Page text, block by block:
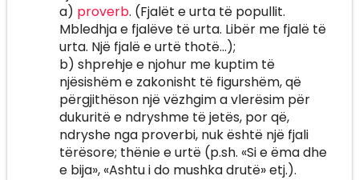
a) proverb. (Fjalët e urta të popullit.
Mbledhja e fjalëve të urta. Libër me fjalë të
urta. Një fjalë e urtë thotë...);
b) shprehje e njohur me kuptim të
njësishëm e zakonisht të figurshëm, që
përgjithëson një vëzhgim a vlerësim për
dukuritë e ndryshme të jetës, por që,
ndryshe nga proverbi, nuk është një fjali
tërësore; thënie e urtë (p.sh. «Si e ëma dhe
e bija», «Ashtu i do mushka drutë» etj.).